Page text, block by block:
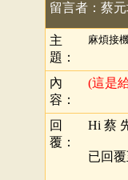
留言者：蔡
主
題：
麻煩接
內
容：
(這是
回
覆：
Hi 蔡
已回